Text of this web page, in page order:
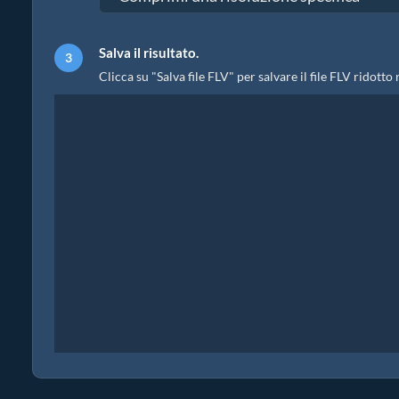
Salva il risultato.
Clicca su "Salva file FLV" per salvare il file FLV